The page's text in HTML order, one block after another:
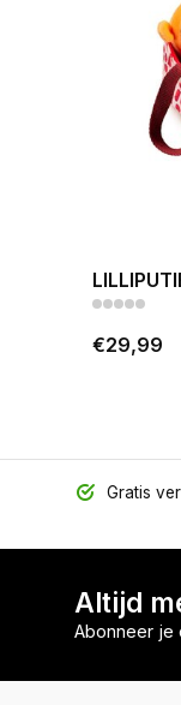
€29,99
Gratis
Altijd
Abonneer je